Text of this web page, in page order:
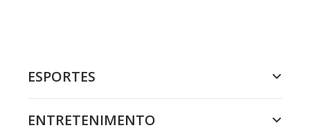
ESPORTES
ENTRETENIMENTO